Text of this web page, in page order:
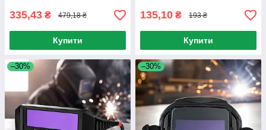
335,43 ₴ 479,18 ₴
Купити
135,10 ₴ 193 ₴
Купити
–30% –30%